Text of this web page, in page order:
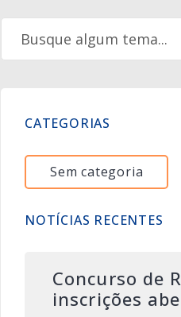
CATEGORIAS
Sem categoria
NOTÍCIAS RECENTES
Concurso de
inscrições